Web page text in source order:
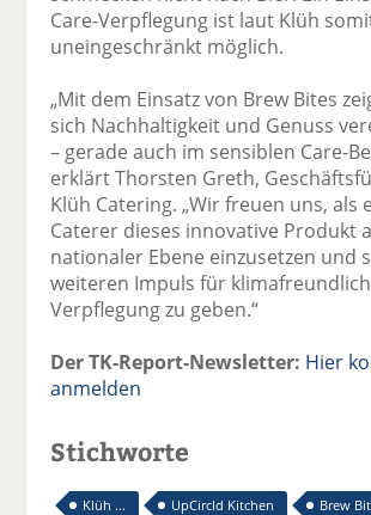
Care-Verpflegung ist laut Klüh
uneingeschränkt möglich.
„Mit dem Einsatz von Brew Bites
sich Nachhaltigkeit und Genuss
– gerade auch im sensiblen Care-
erklärt Thorsten Greth,
Klüh Catering. „Wir freuen uns, als
Caterer dieses innovative Produkt
nationaler Ebene einzusetzen und
weiteren Impuls für
Verpflegung zu geben.“
Der TK-Report-Newsletter: Hier
anmelden
Stichworte
Klüh ... UpCircld Kitchen
Brew